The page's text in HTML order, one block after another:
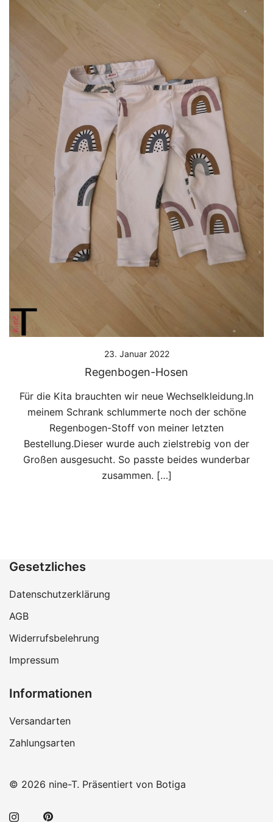
23. Januar 2022
Regenbogen-Hosen
Für die Kita brauchten wir neue Wechselkleidung.In
meinem Schrank schlummerte noch der schöne
Regenbogen-Stoff von meiner letzten
Bestellung.Dieser wurde auch zielstrebig von der
Großen ausgesucht. So passte beides wunderbar
zusammen. […]
Gesetzliches
Datenschutzerklärung
AGB
Widerrufsbelehrung
Impressum
Informationen
Versandarten
Zahlungsarten
© 2026 nine-T. Präsentiert von Botiga